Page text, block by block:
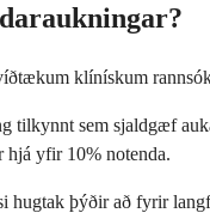
klínískum
tilkynnt sem sjaldgæf
hjá yfir 10% notenda.
hugtak þýðir að fyrir